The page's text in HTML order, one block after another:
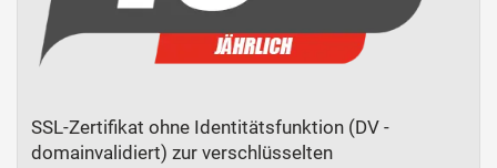
SSL-Zertifikat ohne Identitätsfunktion (DV -
domainvalidiert) zur verschlüsselten